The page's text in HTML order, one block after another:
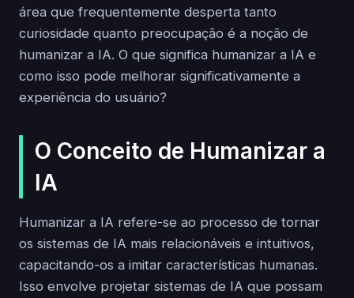
área que frequentemente desperta tanto
curiosidade quanto preocupação é a noção de
humanizar a IA. O que significa humanizar a IA e
como isso pode melhorar significativamente a
experiência do usuário?
O Conceito de Humanizar a
IA
Humanizar a IA refere-se ao processo de tornar
os sistemas de IA mais relacionáveis e intuitivos,
capacitando-os a imitar características humanas.
Isso envolve projetar sistemas de IA que possam